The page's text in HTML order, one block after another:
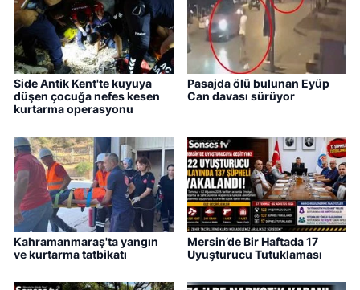
Side Antik Kent'te kuyuya
düşen çocuğa nefes kesen
kurtarma operasyonu
Pasajda ölü bulunan Eyüp
Can davası sürüyor
Kahramanmaraş'ta yangın
ve kurtarma tatbikatı
Mersin’de Bir Haftada 17
Uyuşturucu Tutuklaması